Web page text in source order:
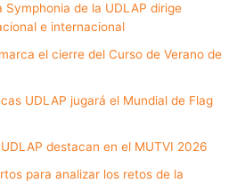
Symphonia de la UDLAP dirige
e internacional
el cierre del Curso de Verano de
UDLAP jugará el Mundial de Flag
destacan en el MUTVI 2026
para analizar los retos de la